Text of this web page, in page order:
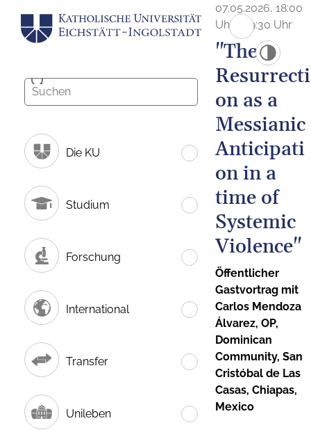
Die KU
Studium
Forschung
International
Transfer
Unileben
07.05.2026, 18:00
Uhr - 19:30 Uhr
"The
Resurrecti
on as a
Messianic
Anticipati
on in a
time of
Systemic
Violence"
Öffentlicher
Gastvortrag mit
Carlos Mendoza
Álvarez, OP,
Dominican
Community, San
Cristóbal de Las
Casas, Chiapas,
Mexico